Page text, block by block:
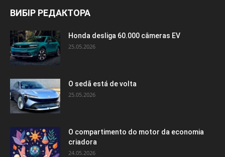
ВИБІР РЕДАКТОРА
Honda desliga 60.000 câmeras EV
25.05.2026
O sedã está de volta
25.05.2026
O compartimento do motor da economia
criadora
24.05.2026